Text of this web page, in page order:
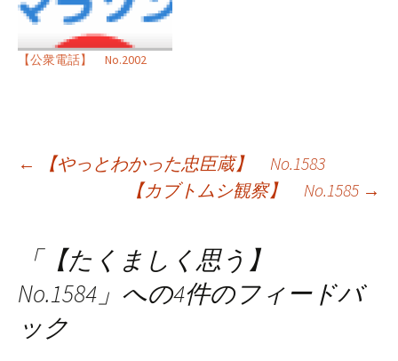
【公衆電話】 No.2002
投
ゲ
ー
←
【やっとわかった忠臣蔵】 No.1583
【カブトムシ観察】 No.1585 →
「【たくましく思う】
No.1584 」への4件のフィードバ
ック